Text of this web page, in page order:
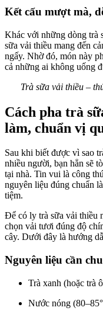
Kết cấu mượt mà,
Khác với những dòng trà
sữa vải thiều mang đến
ngấy. Nhờ đó, món này
cả những ai không uống
Trà sữa vải thiều –
Cách pha trà
làm, chuẩn vị
Sau khi biết được vì sao
nhiều người, bạn hẳn sẽ
tại nhà. Tin vui là công
nguyên liệu đúng chuẩn
tiệm.
Để có ly trà sữa vải thiều
chọn vải tươi đúng độ
cây. Dưới đây là hướng
Nguyên liệu cần
Trà xanh (hoặc trà
Nước nóng